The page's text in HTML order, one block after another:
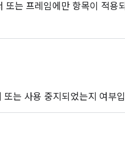
또는 프레임에만 항목이 적용
는 사용 중지되었는지 여부